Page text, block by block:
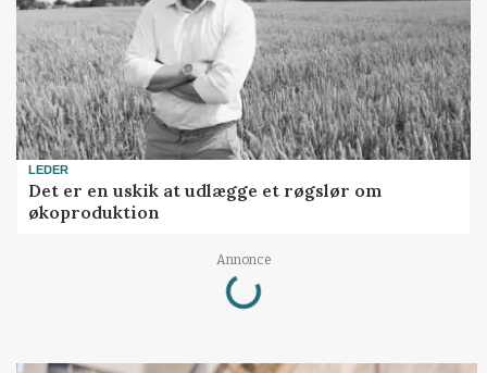
LEDER
Det er en uskik at udlægge et røgslør om
økoproduktion
Annonce
Loading...